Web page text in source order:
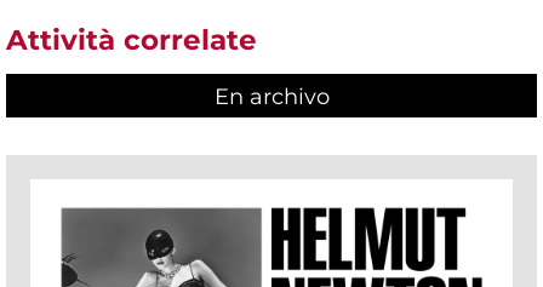
Attività correlate
En archivo